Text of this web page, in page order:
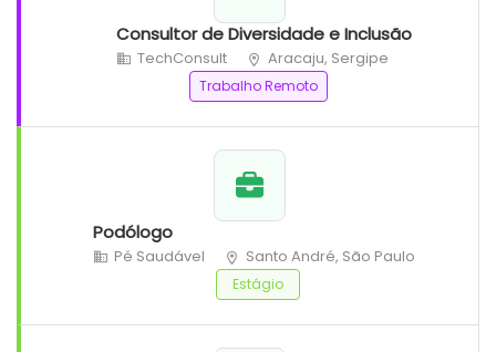
Consultor de Diversidade e Inclusão
TechConsult Aracaju, Sergipe
Trabalho Remoto
Podólogo
Pé Saudável Santo André, São Paulo
Estágio